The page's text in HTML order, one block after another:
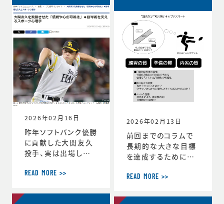
動車硬式野球部HPよ
り） https://redcr
uisers.toyotatim
es-sports.toyot
a/news/team_ne
ws-1505
ズ公式HP） http
s://blackrams-to
kyo.com/news/in
formation/2025-2
026/20260525a.h
tml
術を支えるスポー
ツ心理学【時事ド
ットコムニュー
ス】
2026年02月16日
昨年ソフトバンク優勝
に貢献した大関友久
投手、実は出場した
ーで、たくさんの印象
ていました。時事通信
READ MORE >>
中、諦めずに粘り
強い選手は何を
考えているの
か？…
2026年02月13日
前回までのコラムで
長期的な大きな目標
を達成するためにCS
がらその時々の適切
との重要性を話して
READ MORE >>